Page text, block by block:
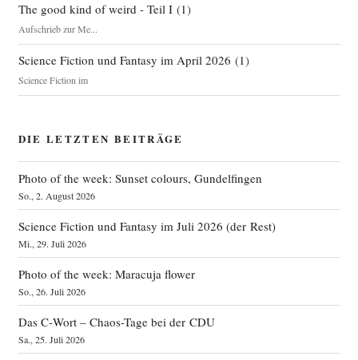
The good kind of weird - Teil I(1)
Aufschrieb zur Me...
Science Fiction und Fantasy im April 2026 (1)
Science Fiction im
DIE LETZTEN BEITRÄGE
Photo of the week: Sunset colours, Gundelfingen
So., 2. August 2026
Science Fiction und Fantasy im Juli 2026 (der Rest)
Mi., 29. Juli 2026
Photo of the week: Maracuja flower
So., 26. Juli 2026
Das C‑Wort – Chaos-Tage bei der CDU
Sa., 25. Juli 2026